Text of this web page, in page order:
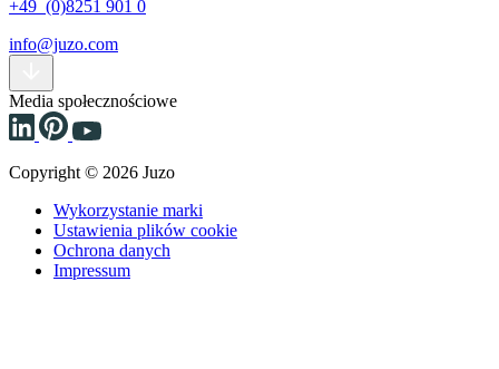
+49 (0)8251 901 0
info@juzo.com
Media społecznościowe
Copyright © 2026 Juzo
Wykorzystanie marki
Ustawienia plików cookie
Ochrona danych
Impressum